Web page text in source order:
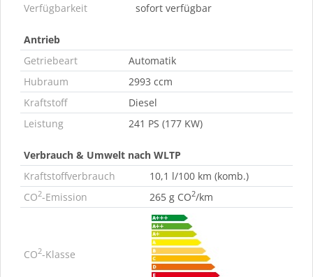
Verfügbarkeit
sofort verfügbar
Antrieb
Getriebeart
Automatik
Hubraum
2993 ccm
Kraftstoff
Diesel
Leistung
241 PS (177 KW)
Verbrauch & Umwelt nach WLTP
Kraftstoffverbrauch
10,1 l/100 km (komb.)
CO2-Emission 265 g CO2/km
CO2-Klasse